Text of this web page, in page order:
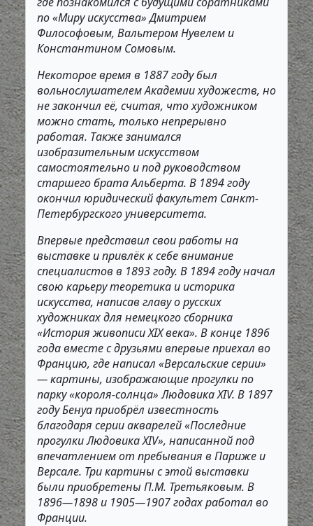
по «Миру искусства» Дмитрием
Философовым, Вальтером Нувелем и
Константином Сомовым.
Некоторое время в 1887 году был
вольнослушателем Академии художеств, но
не закончил её, считая, что художником
можно стать, только непрерывно
работая. Также занимался
изобразительным искусством
самостоятельно и под руководством
старшего брата Альберта. В 1894 году
окончил юридический факультет Санкт-
Петербургского университета.
Впервые представил свои работы на
выставке и привлёк к себе внимание
специалистов в 1893 году. В 1894 году начал
свою карьеру теоретика и историка
искусства, написав главу о русских
художниках для немецкого сборника
«История живописи XIX века». В конце 1896
года вместе с друзьями впервые приехал во
Францию, где написал «Версальские серии»
— картины, изображающие прогулки по
парку «короля-солнца» Людовика XIV. В 1897
году Бенуа приобрёл известность
благодаря серии акварелей «Последние
прогулки Людовика XIV», написанной под
впечатлением от пребывания в Париже и
Версале. Три картины с этой выставки
были приобретены П.М. Третьяковым. В
1896—1898 и 1905—1907 годах работал во
Франции.